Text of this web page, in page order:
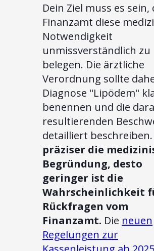
Dein Ziel muss es sein,
Finanzamt diese
Notwendigkeit
unmissverständlich zu
belegen. Die ärztliche
Verordnung sollte
Diagnose "Lipödem"
benennen und die
resultierenden
detailliert beschreiben.
präziser die
Begründung, desto
geringer ist die
Wahrscheinlichkeit
Rückfragen vom
Finanzamt. Die neuen
Regelungen zur